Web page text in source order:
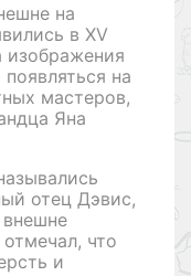
на
в XV
изображения
на
мастеров,
Яна
отец Дэвис,
что
и